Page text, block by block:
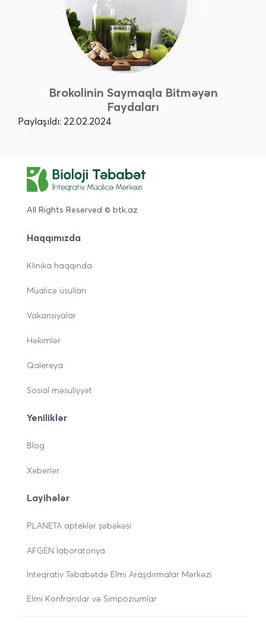
Brokolinin Saymaqla Bitməyən
Faydaları
Paylaşıldı: 22.02.2024
All Rights Reserved © btk.az
Haqqımızda
Klinika haqqında
Müalicə üsulları
Vakansiyalar
Həkimlər
Qalereya
Sosial məsuliyyət
Yeniliklər
Blog
Xəbərlər
Layihələr
PLANETA apteklər şəbəkəsi
AFGEN laboratoriya
İnteqrativ Təbabətdə Elmi Araşdırmalar Mərkəzi
Elmi Konfranslar və Simpoziumlar